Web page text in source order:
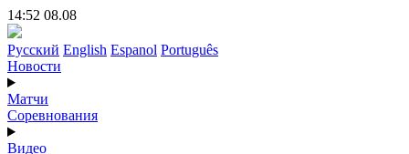
14:52 08.08
Русский English Espanol Português
Новости
Матчи
Соревнования
Видео